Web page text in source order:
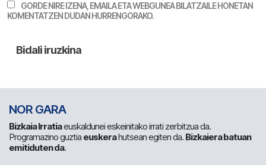
GORDE NIRE IZENA, EMAILA ETA WEBGUNEA BILATZAILE HONETAN
KOMENTATZEN DUDAN HURRENGORAKO.
NOR GARA
Bizkaia Irratiaeuskaldunei eskeinitako irrati zerbitzua da.
Programazino guztia euskerahutsean egiten da. Bizkaiera batuan
emitiduten da.